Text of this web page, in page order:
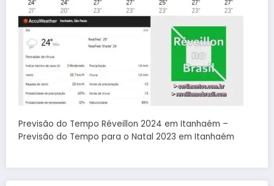
Previsão do Tempo Réveillon 2024 em Itanhaém –
Previsão do Tempo para o Natal 2023 em Itanhaém